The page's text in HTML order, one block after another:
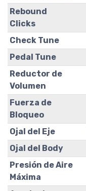
Rebound
Clicks
Check Tune
Pedal Tune
Reductor de
Volumen
Fuerza de
Bloqueo
Ojal del Eje
Ojal del Body
Presión de Aire
Máxima